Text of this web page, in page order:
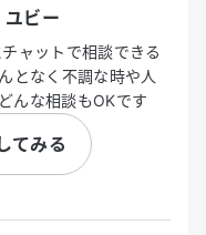
ユビー
ャットで相談できる
となく不調な時や人
んな相談もOKです
てみる